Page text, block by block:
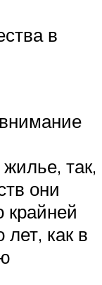
в
так,
они
крайней
как в